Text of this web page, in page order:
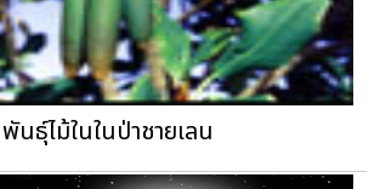
พันธุ์ไม้ในในป่าชายเลน